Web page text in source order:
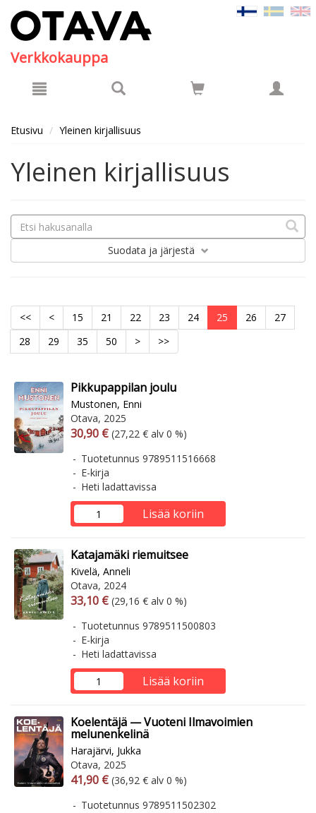
Verkkokauppa
Etusivu Yleinen kirjallisuus
Yleinen kirjallisuus
Suodata ja järjestä
<< < 15 21 22 23 24 25 26
27
28
29 35 50 > >>
Pikkupappilan joulu
Mustonen, Enni
Otava, 2025
Arvonlisäverollinen hinta
30,90 € Arvonlisäveroton hinta
(27,22 € alv 0 %)
Tuotetunnus 9789511516668
E-kirja
Heti ladattavissa
Lisää koriin
Katajamäki riemuitsee
Kivelä, Anneli
Otava, 2024
Arvonlisäverollinen hinta
33,10 € Arvonlisäveroton hinta
(29,16 € alv 0 %)
Tuotetunnus 9789511500803
E-kirja
Heti ladattavissa
Lisää koriin
Koelentäjä — Vuoteni Ilmavoimien
melunenkelinä
Harajärvi, Jukka
Otava, 2025
Arvonlisäverollinen hinta
41,90 € Arvonlisäveroton hinta
(36,92 € alv 0 %)
Tuotetunnus 9789511502302